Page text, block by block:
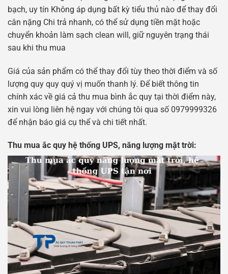
bạch, uy tín Không áp dụng bất kỳ tiểu thủ nào để thay đổi
cân nặng Chi trả nhanh, có thể sử dụng tiền mặt hoặc
chuyển khoản làm sạch clean will, giữ nguyên trạng thái
sau khi thu mua
Giá của sản phẩm có thể thay đổi tùy theo thời điểm và số
lượng quy quy quý vị muốn thanh lý. Để biết thông tin
chính xác về giá cả thu mua bình ắc quy tại thời điểm này,
xin vui lòng liên hệ ngay với chúng tôi qua số 0979999326
để nhận báo giá cụ thể và chi tiết nhất.
Thu mua ắc quy hệ thống UPS, năng lượng mặt trời: